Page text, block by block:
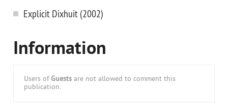
Explicit Dixhuit (2002)
Information
Users of Guests are not allowed to comment this
publication.